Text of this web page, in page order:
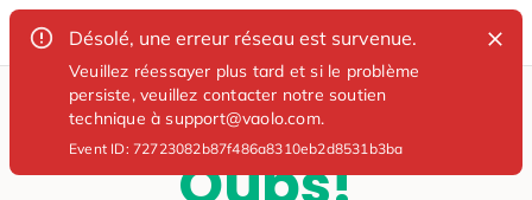
Désolé, une erreur réseau est survenue.
Veuillez réessayer plus tard et si le problème
persiste, veuillez contacter notre soutien
technique à support@vaolo.com.
Event ID: 72723082b87f486a8310eb2d8531b3ba